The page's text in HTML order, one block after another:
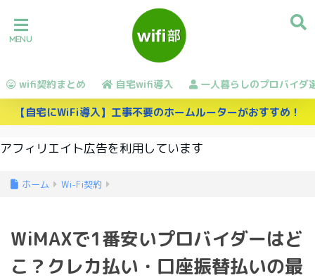
wifi契約まとめ 自宅wifi導入 一人暮らしのプロバイダ
【自宅にWiFi導入】工事不要のホームルーターがおすすめ！
アフィリエイト広告を利用しています
ホーム Wi-Fi契約
WiMAXで1番安いプロバイダーはど
こ？クレカ払い・口座振替払いの最